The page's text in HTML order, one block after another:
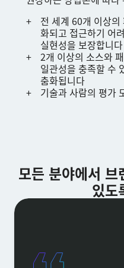
전 세계 60개 이상
화되고 접근하기 어
실현성을 보장합니다
2개 이상의 소스와
일관성을 충족할 수
춤화됩니다
기술과 사람의 평가
모든 분야에서
있도